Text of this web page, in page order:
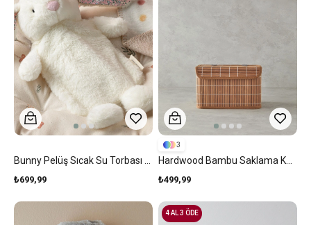
₺699,99 ₺499,99
3
4 AL 3 ÖDE